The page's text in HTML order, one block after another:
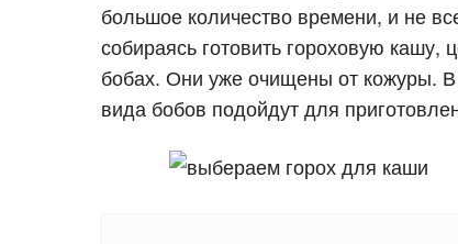
большое количество времени, и не
собираясь готовить гороховую кашу,
бобах. Они уже очищены от кожуры.
вида бобов подойдут для